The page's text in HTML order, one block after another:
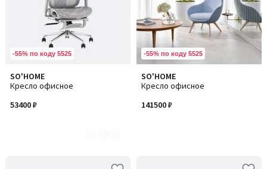
-55% по коду 5525
SO'HOME
Кресло офисное
53400 ₽
Количество
цветов:
2
-55% по коду 5525
SO'HOME
Кресло офисное
141500 ₽